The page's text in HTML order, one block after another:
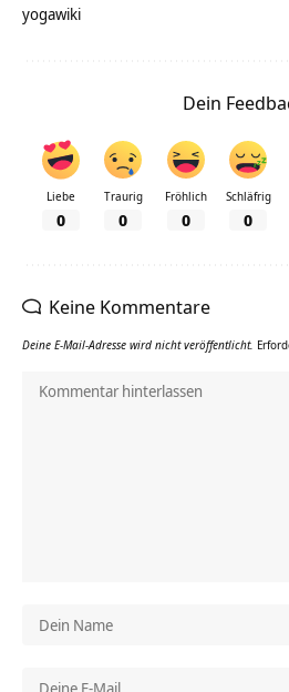
yogawiki
Dein
Liebe
0
Traurig
0
Fröhlich
0
Schläfrig
0
Keine Kommentare
Deine E-Mail-Adresse wird nicht veröffentlicht.